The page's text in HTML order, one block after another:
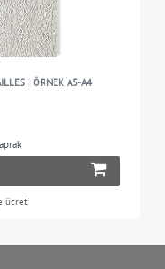
| ÖRNEK A5-A4
ücreti